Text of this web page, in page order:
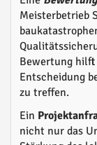
Meisterbetrieb
Bewertung hilft
Entscheidung
zu treffen.
Ein
nicht nur das